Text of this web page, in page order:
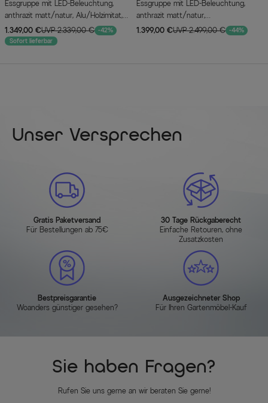
Essgruppe mit LED-Beleuchtung,
anthrazit matt/natur, Alu/Holzimitat,
240 x 100 cm, 4 Stapelsessel,
Auflagen inklusive
1.349,00 €UVP 2.339,00 € -42%
Sofort lieferbar
Essgruppe mit LED-Beleuchtung,
anthrazit matt/natur,
Aluminium/Textilen/Holzimitat, 240 x
1.399,00 €UVP 2.499,00 € -44%
Unser Versprechen
Gratis Paketversand
Für Bestellungen ab 75€
30 Tage Rückgaberecht
Einfache Retouren, ohne
Zusatzkosten
Bestpreisgarantie
Woanders günstiger gesehen?
Ausgezeichneter Shop
Für Ihren Gartenmöbel-Kauf
Sie haben Fragen?
Rufen Sie uns gerne an wir beraten Sie gerne!